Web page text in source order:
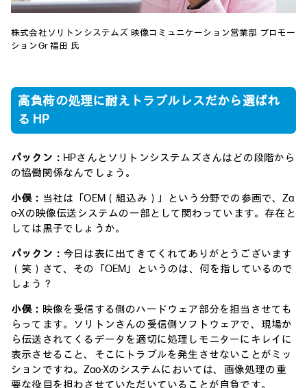
株式会社ソリトンシステムズ 映像コミュニケーション営業部 プロモー
ションGr 福田 氏
高負荷の処理に耐えトラブルレスだから選ばれ
る HP
パックン： HPさんとソリトンシステムズさんはどの段階から
の協働関係なんでしょう。
小俣： 当社は「OEM（組込み）」という分野での参画で、Za
o-Xの映像伝送システムの一部として関わっています。存在と
しては黒子でしょうか。
パックン： 今日は表に出てきてくれてありがとうございます
（笑）さて、その「OEM」というのは、何を指しているので
しょう？
小俣： 映像を受信する側のハードウェア部分を担当させても
らってます。ソリトンさんの受信側ソフトウェアで、現場か
ら伝送されてくるデータを適切に処理しモニターにキレイに
表示させること、そこにトラブルを発生させないことがミッ
ションですね。Zao-Xのシステムにおいては、画像処理の重
要な役目を担わさせていただいていることが自負です。